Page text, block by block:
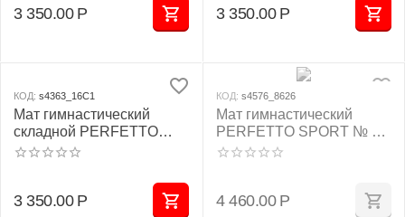
3 350.00 Р 3 350.00 Р
КОД: s4363_16C1
Мат гимнастический
складной PERFETTO
SPORT № 3 (100 х 100 х
3 350.00 Р
КОД: s4576_8626
Мат гимнастический
PERFETTO SPORT № 9
(100 х 150 х 10) см
4 460.00 Р